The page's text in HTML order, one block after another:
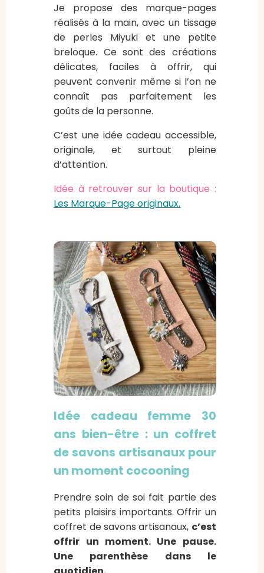
Je propose des marque-pages
réalisés à la main, avec un tissage
de perles Miyuki et une petite
breloque. Ce sont des créations
délicates, faciles à offrir, qui
peuvent convenir même si l’on ne
connaît pas parfaitement les
goûts de la personne.
C’est une idée cadeau accessible,
originale, et surtout pleine
d’attention.
Idée à retrouver sur la boutique :
Les Marque-Page originaux.
Idée cadeau femme 30
ans bien-être : un coffret
de savons artisanaux pour
un moment cocooning
Prendre soin de soi fait partie des
petits plaisirs importants. Offrir un
coffret de savons artisanaux, c’est
offrir un moment. Une pause.
Une parenthèse dans le